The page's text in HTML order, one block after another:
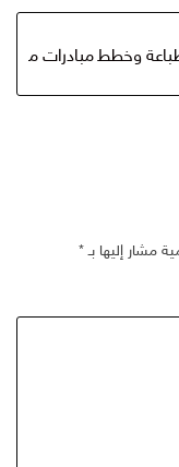
مشار إليها بـ*